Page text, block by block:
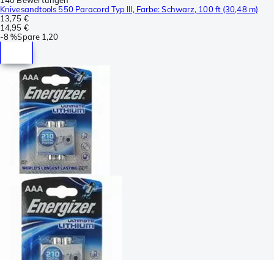
Knivesandtools 550 Paracord Typ III, Farbe: Schwarz, 100 ft (30,48 m)
13,75 €
14,95 €
-8 %Spare 1,20